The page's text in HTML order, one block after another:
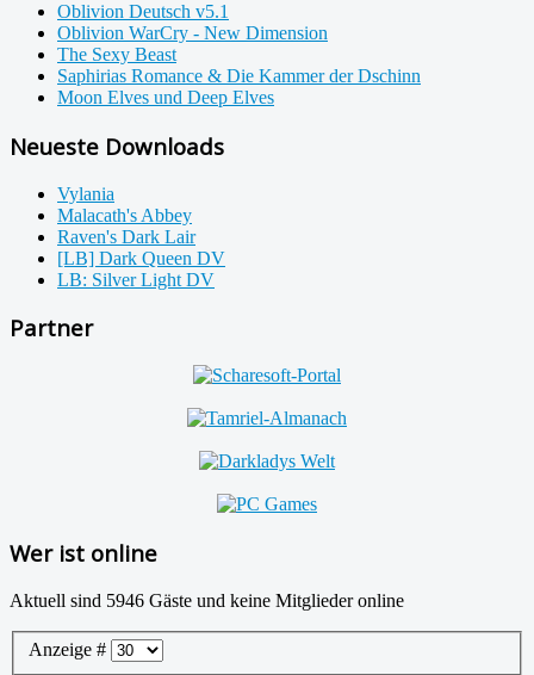
Oblivion Deutsch v5.1
Oblivion WarCry - New Dimension
The Sexy Beast
Saphirias Romance & Die Kammer der Dschinn
Moon Elves und Deep Elves
Neueste Downloads
Vylania
Malacath's Abbey
Raven's Dark Lair
[LB] Dark Queen DV
LB: Silver Light DV
Partner
Wer ist online
Aktuell sind 5946 Gäste und keine Mitglieder online
Anzeige #